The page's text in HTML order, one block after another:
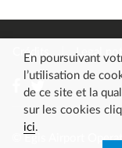
Crédits Legal
© Egis Airport
En poursuivant
l’utilisation de
de ce site et la
sur les cookies
ici.